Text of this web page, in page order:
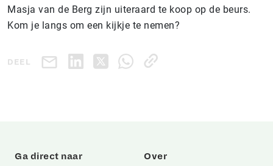
Masja van de Berg zijn uiteraard te koop op de beurs.
Kom je langs om een kijkje te nemen?
DEEL
Ga direct naar Over